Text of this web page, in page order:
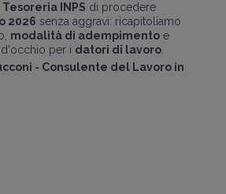
INPS di procedere
2026 senza aggravi: ricapitoliamo
modalità di adempimentoe
per i datori di lavoro.
- Consulente del Lavoro in